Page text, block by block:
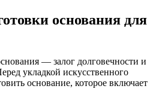
основания для
— залог долговечности и
укладкой искусственного
основание, которое включает